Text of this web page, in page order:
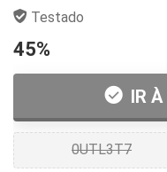
Testado
45%
IR
0UTL3T7